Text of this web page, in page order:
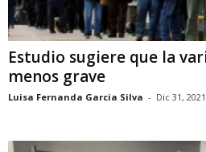
Estudio sugiere que la
menos grave
Luisa Fernanda Garcia Silva - Dic 31, 2021